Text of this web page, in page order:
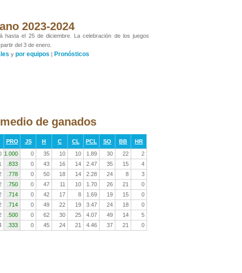
2023-2024
hasta el 25 de diciembre. La celebración de los juegos
del 3 de enero.
y por equipos | Pronósticos
de ganados
PRO JS H C CL PCL SO BB
HR
1.000 0 35 10 10 1.89 30 22
2
.833 0 43 16 14 2.47 35 15
4
.778 0 50 18 14 2.28 24 8
3
.750 0 47 11 10 1.70 26 21
0
.714 0 42 17 8 1.69 19 15
0
.714 0 49 22 19 3.47 24 18
0
.500 0 62 30 25 4.07 49 14
5
.333 0 45 24 21 4.46 37 21 0